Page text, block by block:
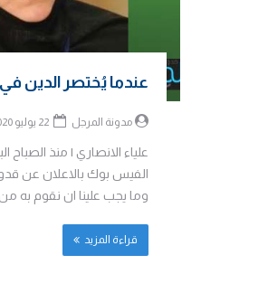
عندما يُختصر الدين
مدونة المرجل
علياء الانصاري | منذ الصباح
الفيس بوك بالاعلان عن
وما يجب علينا ان نقوم به
قراءة المزيد